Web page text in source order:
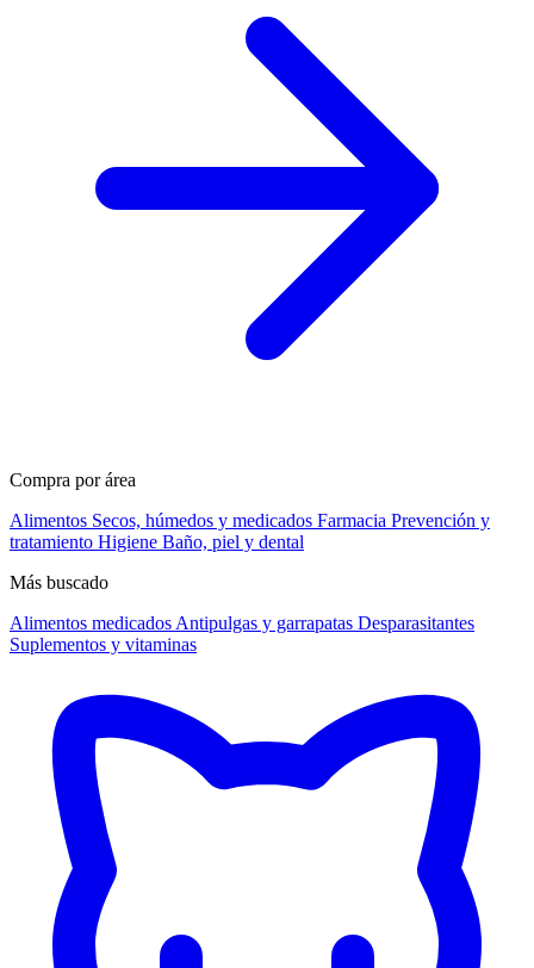
Compra por área
Alimentos Secos, húmedos y medicados Farmacia Prevención y
tratamiento Higiene Baño, piel y dental
Más buscado
Alimentos medicados Antipulgas y garrapatas Desparasitantes
Suplementos y vitaminas